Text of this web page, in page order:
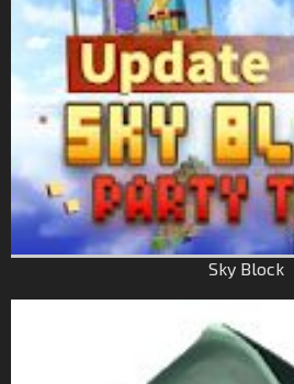
Sky Block